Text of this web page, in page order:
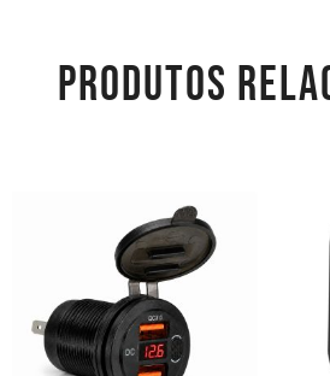
PRODUTOS